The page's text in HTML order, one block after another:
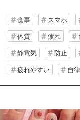
食事 スマホ
体質
疲れ
静電気
防止
疲れやすい
自